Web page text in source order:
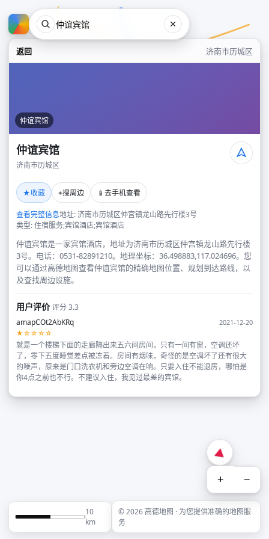
返回 济南市历城区
仲谊宾馆
仲谊宾馆
济南市历城区
★收藏 ⌖搜周边 📱 去手机查看
查看完整信息地址: 济南市历城区仲宫镇龙山路先行楼3号
类型: 住宿服务;宾馆酒店;宾馆酒店
仲谊宾馆是一家宾馆酒店，地址为济南市历城区仲宫镇龙山路先行楼
3号。电话：0531-82891210。地理坐标：36.498883,117.024696。您
可以通过高德地图查看仲谊宾馆的精确地图位置、规划到达路线，以
及查找周边设施。
用户评价评分 3.3
amapCOt2AbKRq
2021-12-20
★☆☆☆☆
就是一个楼梯下面的走廊隔出来五六间房间，只有一间有窗，空调还坏
了，零下五度睡觉差点被冻着。房间有烟味，奇怪的是空调坏了还有很大
的噪声，原来是门口洗衣机和旁边空调在响。只要入住不能退房，哪怕是
你4点之前也不行。不建议入住，我见过最差的宾馆。
+ −
10
km
© 2026 高德地图 · 为您提供准确的地图服
务